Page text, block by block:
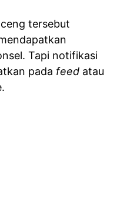
tersebut
Tapi notifikasi
pada feed atau